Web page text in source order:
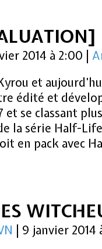
2014 à 2:00
et
édité et
et se classant
la série Half-
en pack avec
9 janvier 2014